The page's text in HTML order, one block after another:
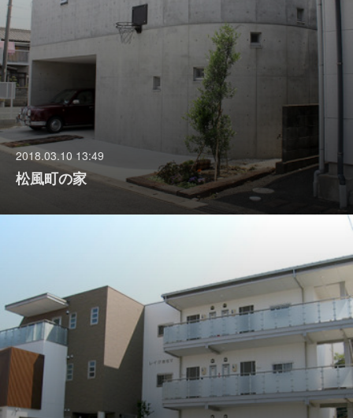
2018.03.10 13:49
松風町の家